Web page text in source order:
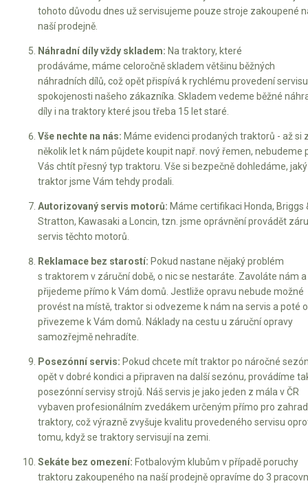
Elektrické čtyřkolky
Náhradní díly pro motorové pily
Zahradní traktory
Řetězové pily
Náhradní díly pro křovinořezy
Náhradní díly pro sekačky
tohoto důvodu dnes už servisujeme pouze stroje zakoupené
naší prodejně.
Náhradní díly vždy skladem: Na traktory, které
prodáváme, máme celoročně skladem většinu běžných
náhradních dílů, což opět přispívá k rychlému provedení
spokojenosti našeho zákazníka. Skladem vedeme běžné
díly i na traktory které jsou třeba 15 let staré.
Vše nechte na nás: Máme evidenci prodaných traktorů - až si
několik let k nám půjdete koupit např. nový řemen, nebudeme
Vás chtít přesný typ traktoru. Vše si bezpečně dohledáme, jaký
traktor jsme Vám tehdy prodali.
Autorizovaný servis motorů: Máme certifikaci Honda, Briggs
Stratton, Kawasaki a Loncin, tzn. jsme oprávnění provádět
servis těchto motorů.
Reklamace bez starostí: Pokud nastane nějaký problém
s traktorem v záruční době, o nic se nestaráte. Zavoláte nám a
přijedeme přímo k Vám domů. Jestliže opravu nebude možné
provést na místě, traktor si odvezeme k nám na servis a poté
přivezeme k Vám domů. Náklady na cestu u záruční opravy
samozřejmě nehradíte.
Posezónní servis: Pokud chcete mít traktor po náročné
opět v dobré kondici a připraven na další sezónu, provádíme
posezónní servisy strojů. Náš servis je jako jeden z mála v ČR
vybaven profesionálním zvedákem určeným přímo pro
traktory, což výrazně zvyšuje kvalitu provedeného servisu
tomu, když se traktory servisují na zemi.
Sekáte bez omezení: Fotbalovým klubům v případě poruchy
traktoru zakoupeného na naší prodejně opravíme do 3